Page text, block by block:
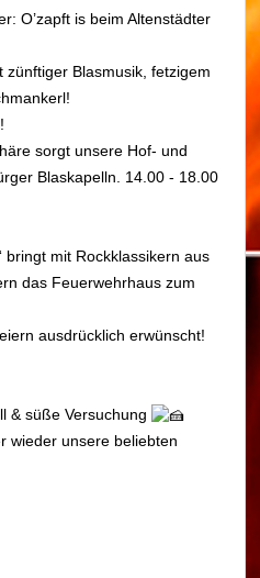
O’zapft is beim Altenstädter
zünftiger Blasmusik, fetzigem
sorgt unsere Hof- und
Blaskapelln. 14.00 - 18.00
bringt mit Rockklassikern aus
das Feuerwehrhaus zum
ausdrücklich erwünscht!
& süße Versuchung
wieder unsere beliebten